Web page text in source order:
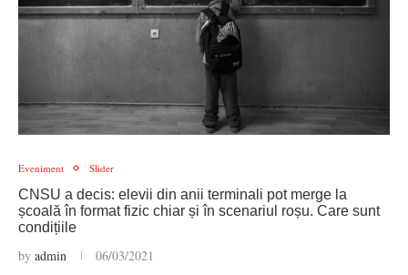
Eveniment Slider
CNSU a decis: elevii din anii terminali pot merge la
școală în format fizic chiar și în scenariul roșu. Care sunt
condițiile
by admin 06/03/2021